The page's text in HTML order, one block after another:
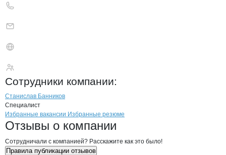
Сотрудники компании:
Станислав Банников
Специалист
Брендыкомпани Банников В. В.
Вакансии вБанников В. В.
Избранные вакансии Избранные резюме
Новости oБанников В. В., ИП
Отзывы о компании
Сотрудничали с компанией? Расскажите как это было!
Правила публикации отзывов